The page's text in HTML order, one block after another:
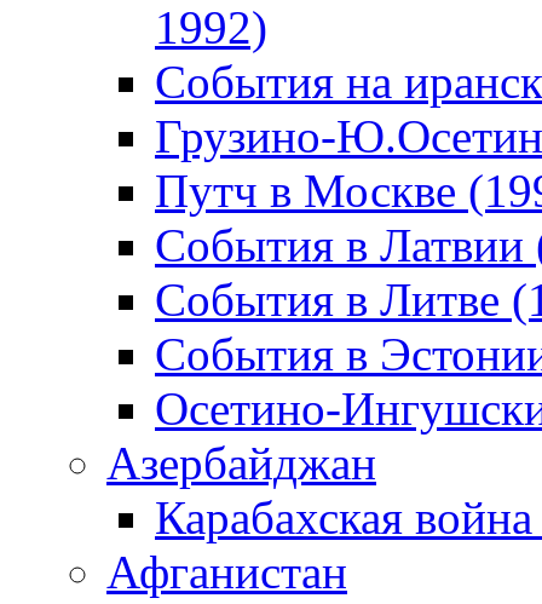
1992)
События на
Грузино-
Путч в Москве
События в Латвии
События в Литве
События в
Осетино-
Азербайджан
Карабахская
Афганистан